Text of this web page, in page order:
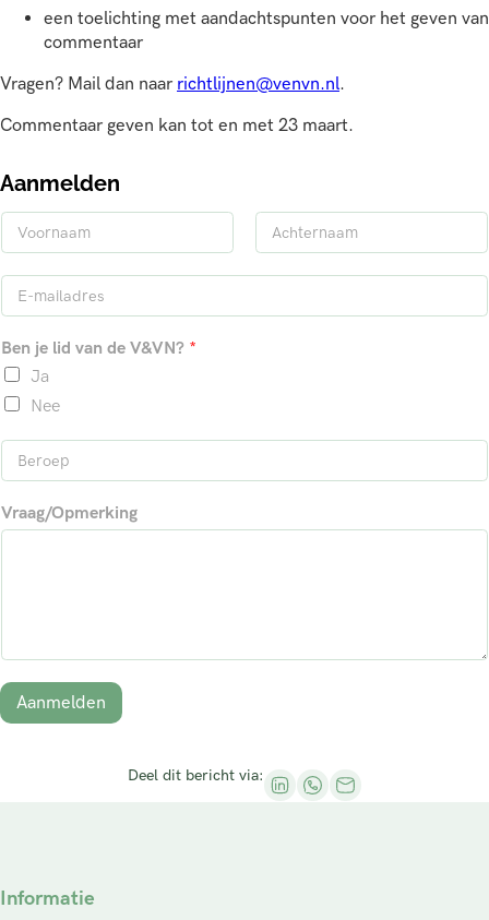
een toelichting met aandachtspunten voor het geven van
commentaar
Vragen? Mail dan naar richtlijnen@venvn.nl.
Commentaar geven kan tot en met 23 maart.
Aanmelden
N
*
o
r
a
a
m
c
t
E
a
*
Ben je lid van de V&VN? *
Ja
Nee
B
o
e
Vraag/Opmerking
Aanmelden
Deel dit bericht via:
Informatie